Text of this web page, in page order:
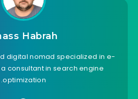
Habrah
digital nomad specialized in e-
consultant in search engine
optimization.